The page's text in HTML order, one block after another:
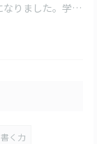
8月になりました。学校の宿題は進んでいますか？宿題を進めるコツ
書く力